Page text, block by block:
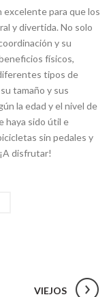
excelente para que los
y divertida. No solo
y su
físicos,
tipos de
tamaño y sus
la edad y el nivel de
haya sido útil e
sin pedales y
disfrutar!
VIEJOS